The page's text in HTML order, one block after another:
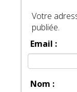
Votre
publiée.
Email :
Nom :